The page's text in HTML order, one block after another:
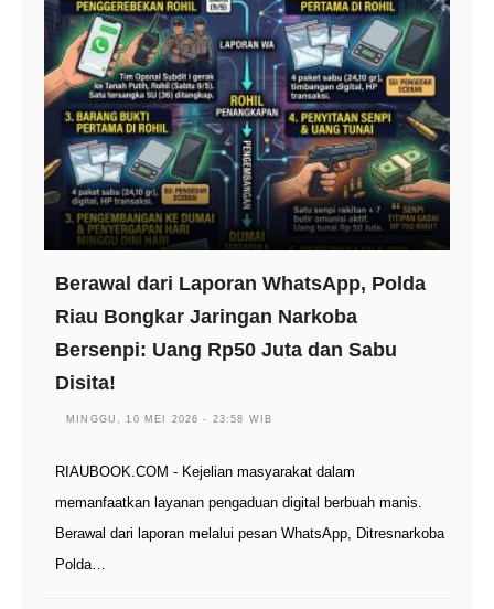
Berawal dari Laporan WhatsApp, Polda
Riau Bongkar Jaringan Narkoba
Bersenpi: Uang Rp50 Juta dan Sabu
Disita!
MINGGU, 10 MEI 2026 - 23:58 WIB
RIAUBOOK.COM - Kejelian masyarakat dalam
memanfaatkan layanan pengaduan digital berbuah manis.
Berawal dari laporan melalui pesan WhatsApp, Ditresnarkoba
Polda…